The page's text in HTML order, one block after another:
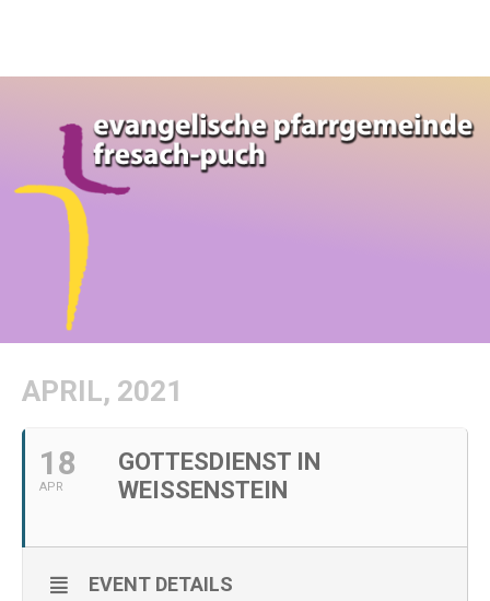
APRIL, 2021
18
APR
GOTTESDIENST IN
WEISSENSTEIN
EVENT DETAILS